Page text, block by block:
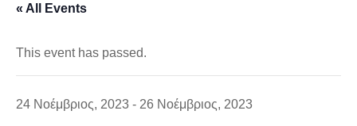
« All Events
This event has passed.
24 Νοέμβριος, 2023 - 26 Νοέμβριος, 2023